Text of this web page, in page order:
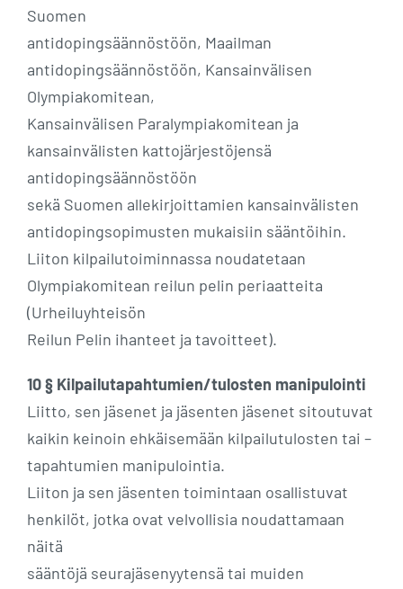
Suomen
antidopingsäännöstöön, Maailman
antidopingsäännöstöön, Kansainvälisen
Olympiakomitean,
Kansainvälisen Paralympiakomitean ja
kansainvälisten kattojärjestöjensä
antidopingsäännöstöön
sekä Suomen allekirjoittamien kansainvälisten
antidopingsopimusten mukaisiin sääntöihin.
Liiton kilpailutoiminnassa noudatetaan
Olympiakomitean reilun pelin periaatteita
(Urheiluyhteisön
Reilun Pelin ihanteet ja tavoitteet).
10 § Kilpailutapahtumien/tulosten manipulointi
Liitto, sen jäsenet ja jäsenten jäsenet sitoutuvat
kaikin keinoin ehkäisemään kilpailutulosten tai –
tapahtumien manipulointia.
Liiton ja sen jäsenten toimintaan osallistuvat
henkilöt, jotka ovat velvollisia noudattamaan
näitä
sääntöjä seurajäsenyytensä tai muiden